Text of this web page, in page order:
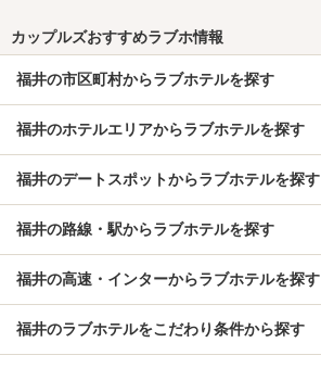
カップルズおすすめラブホ情報
福井の市区町村からラブホテルを探す
福井のホテルエリアからラブホテルを探す
福井のデートスポットからラブホテルを探す
福井の路線・駅からラブホテルを探す
福井の高速・インターからラブホテルを探す
福井のラブホテルをこだわり条件から探す